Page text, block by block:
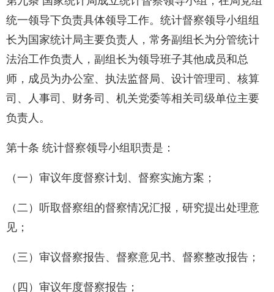
统一领导下负责具体领导工作。统计督察领导小组组
长为国家统计局主要负责人，常务副组长为分管统计
法治工作负责人，副组长为领导班子其他成员和总
师，成员为办公室、执法监督局、设计管理司、核算
司、人事司、财务司、机关党委等相关司级单位主要
负责人。
第十条 统计督察领导小组职责是：
（一）审议年度督察计划、督察实施方案；
（二）听取督察组的督察情况汇报，研究提出处理意
见；
（三）审议督察报告、督察意见书、督察整改报告；
（四）审议年度督察报告；